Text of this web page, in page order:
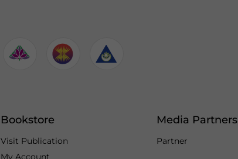
Bookstore
Visit Publication
My Account
Media Partners
Partner